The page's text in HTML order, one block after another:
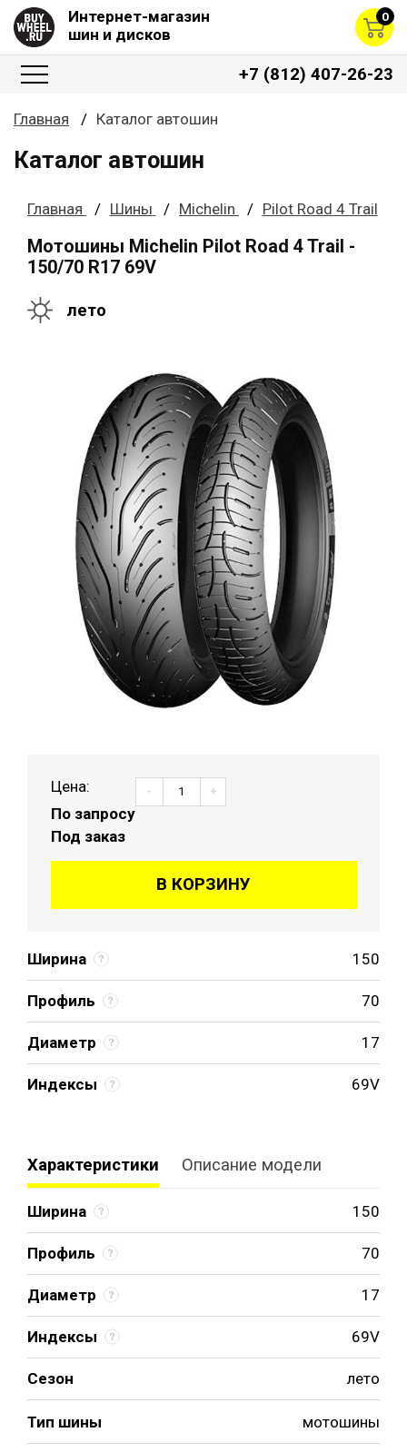
Интернет-магазин
шин и дисков
0
+7 (812) 407-26-23
Главная Каталог автошин
Каталог автошин
Главная Шины Michelin Pilot Road 4 Trail
Мотошины Michelin Pilot Road 4 Trail -
150/70 R17 69V
лето
Ширина 150
Профиль 70
Диаметр 17
Индексы 69V
Цена:
По запросу
Под заказ
- +
В КОРЗИНУ
Характеристики Описание модели
Ширина 150
Профиль 70
Диаметр 17
Индексы 69V
Сезон лето
Тип шины мотошины